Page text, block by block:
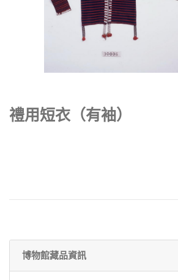
禮用短衣（有袖）
博物館藏品資訊